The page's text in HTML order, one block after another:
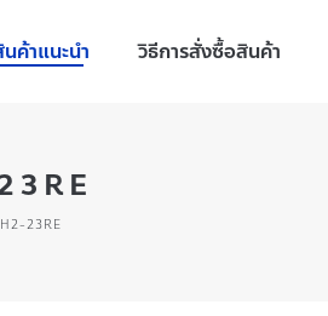
ค้าแนะนำ วิธีการสั่งซื้อสินค้า
23RE